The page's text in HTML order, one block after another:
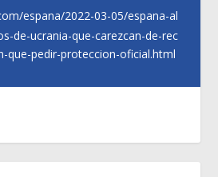
espana/2022-03-05/espana-al
de-ucrania-que-carezcan-de-rec
que-pedir-proteccion-oficial.html